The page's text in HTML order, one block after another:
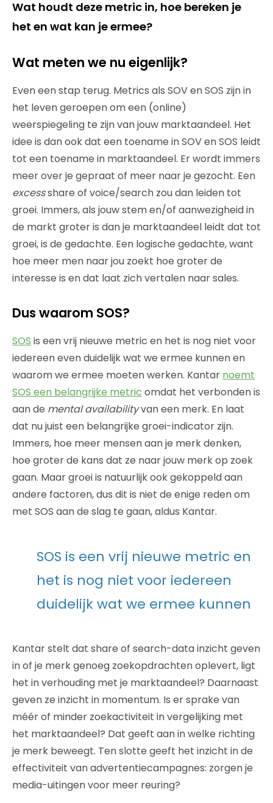
Wat houdt deze metric in, hoe bereken je
het en wat kan je ermee?
Wat meten we nu eigenlijk?
Even een stap terug. Metrics als SOV en SOS zijn in
het leven geroepen om een (online)
weerspiegeling te zijn van jouw marktaandeel. Het
idee is dan ook dat een toename in SOV en SOS leidt
tot een toename in marktaandeel. Er wordt immers
meer over je gepraat of meer naar je gezocht. Een
excessshare of voice/search zou dan leiden tot
groei. Immers, als jouw stem en/of aanwezigheid in
de markt groter is dan je marktaandeel leidt dat tot
groei, is de gedachte. Een logische gedachte, want
hoe meer men naar jou zoekt hoe groter de
interesse is en dat laat zich vertalen naar sales.
Dus waarom SOS?
SOS is een vrij nieuwe metric en het is nog niet voor
iedereen even duidelijk wat we ermee kunnen en
waarom we ermee moeten werken. Kantar noemt
SOS een belangrijke metric omdat het verbonden is
aan de mental availabilityvan een merk. En laat
dat nu juist een belangrijke groei-indicator zijn.
Immers, hoe meer mensen aan je merk denken,
hoe groter de kans dat ze naar jouw merk op zoek
gaan. Maar groei is natuurlijk ook gekoppeld aan
andere factoren, dus dit is niet de enige reden om
met SOS aan de slag te gaan, aldus Kantar.
SOS is een vrij nieuwe metric en
het is nog niet voor iedereen
duidelijk wat we ermee kunnen
Kantar stelt dat share of search-data inzicht geven
in of je merk genoeg zoekopdrachten oplevert, ligt
het in verhouding met je marktaandeel? Daarnaast
geven ze inzicht in momentum. Is er sprake van
méér of minder zoekactiviteit in vergelijking met
het marktaandeel? Dat geeft aan in welke richting
je merk beweegt. Ten slotte geeft het inzicht in de
effectiviteit van advertentiecampagnes: zorgen je
media-uitingen voor meer reuring?